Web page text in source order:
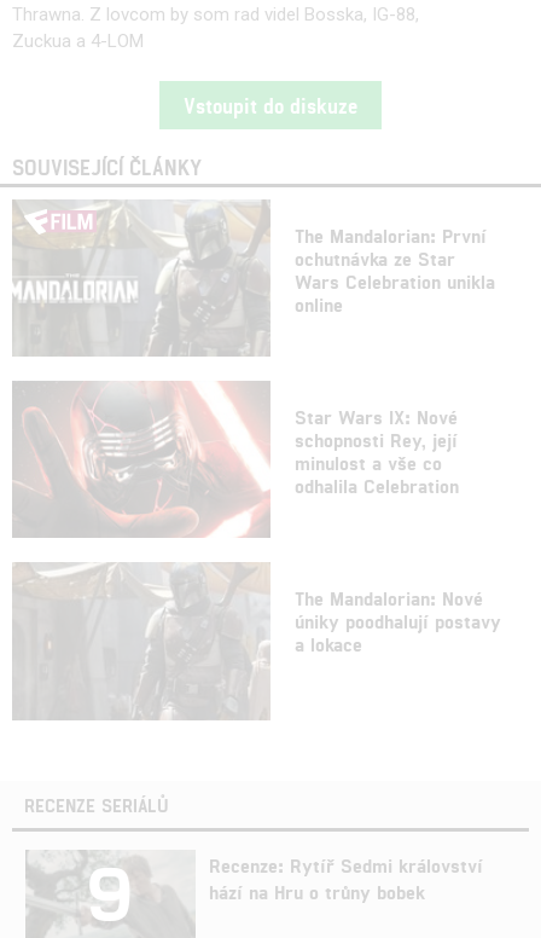
Thrawna. Z lovcom by som rad videl Bosska, IG-88,
Zuckua a 4-LOM
Vstoupit do diskuze
SOUVISEJÍCÍ ČLÁNKY
The Mandalorian: První
ochutnávka ze Star
Wars Celebration unikla
online
Star Wars IX: Nové
schopnosti Rey, její
minulost a vše co
odhalila Celebration
The Mandalorian: Nové
úniky poodhalují postavy
a lokace
RECENZE SERIÁLŮ
9
Recenze: Rytíř Sedmi království
hází na Hru o trůny bobek